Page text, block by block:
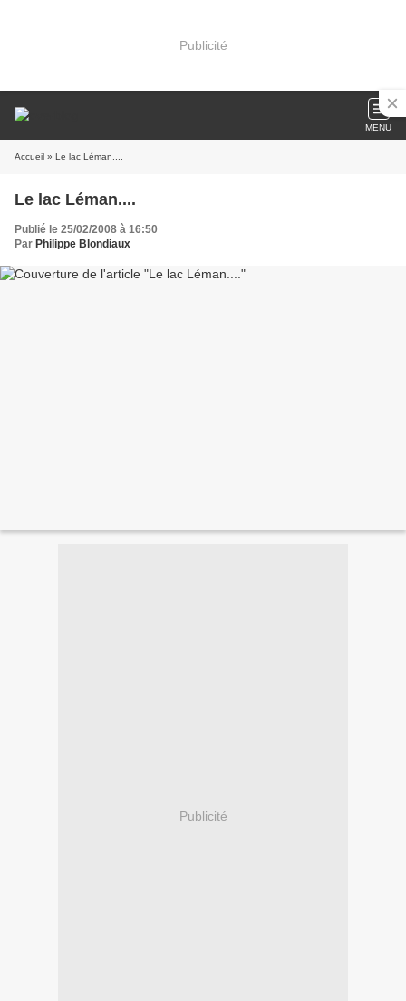
Publicité
MENU
Accueil » Le lac Léman....
Le lac Léman....
Publié le 25/02/2008 à 16:50
Par Philippe Blondiaux
Publicité